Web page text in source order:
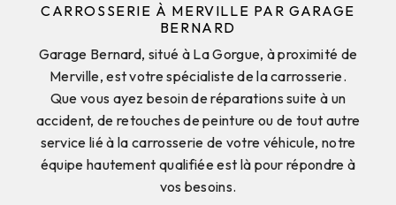
CARROSSERIE À MERVILLE PAR GARAGE
BERNARD
Garage Bernard, situé à La Gorgue, à proximité de
Merville, est votre spécialiste de la carrosserie.
Que vous ayez besoin de réparations suite à un
accident, de retouches de peinture ou de tout autre
service lié à la carrosserie de votre véhicule, notre
équipe hautement qualifiée est là pour répondre à
vos besoins.